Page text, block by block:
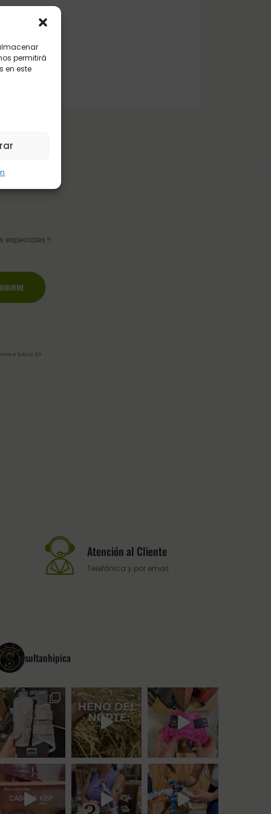
permitirá
en este
especiales !!
a futuro. En
Atención al Cliente
Telefónica y por email
sultanhipica